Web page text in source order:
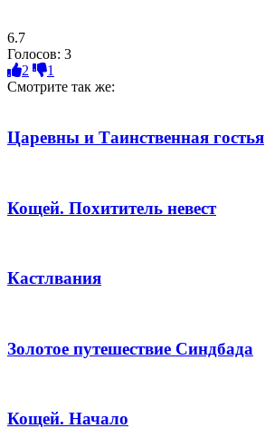
6.7
Голосов: 3
2
1
Смотрите так же:
Царевны и Таинственная гостья
Кощей. Похититель невест
Кастлвания
Золотое путешествие Синдбада
Кощей. Начало